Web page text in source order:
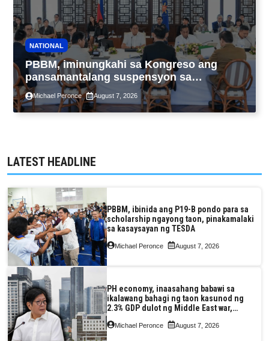
NATIONAL
PBBM, iminungkahi sa Kongreso ang
pansamantalang suspensyon sa
pagpapatupad ng Real Property Valuation
and Assessment Reform Act
Michael Peronce August 7, 2026
LATEST HEADLINE
PBBM, ibinida ang P19-B pondo para sa
scholarship ngayong taon, pinakamalaki
sa kasaysayan ng TESDA
Michael Peronce August 7, 2026
PH economy, inaasahang babawi sa
ikalawang bahagi ng taon kasunod ng
2.3% GDP dulot ng Middle East war,
pagkaantala ng public construction
Michael Peronce August 7, 2026